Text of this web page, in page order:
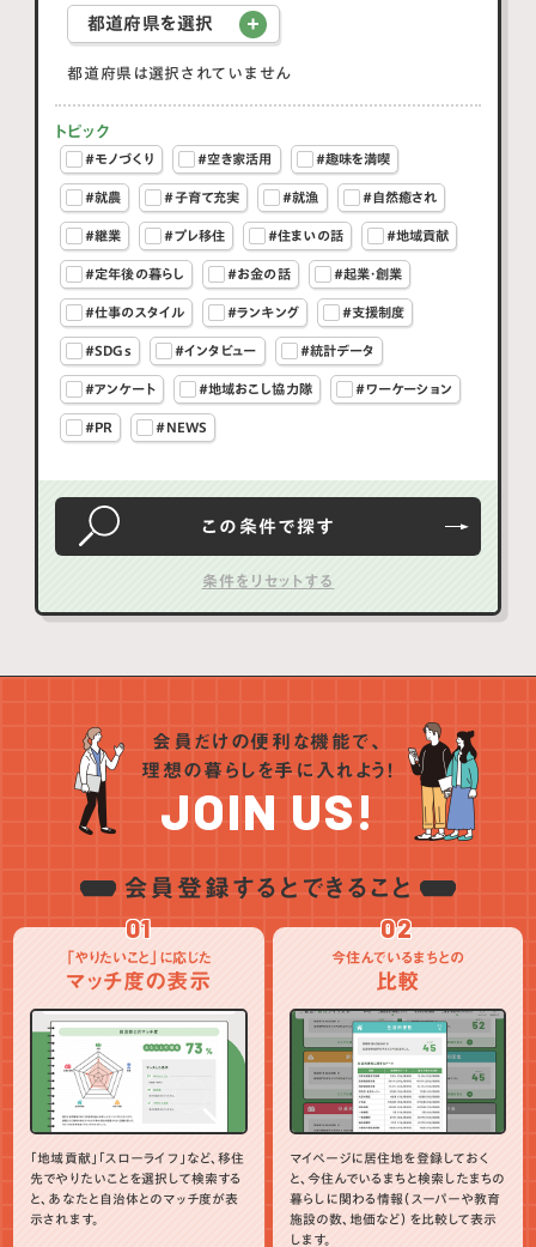
都道府県を選択
都道府県は選択されていません
トピック
#モノづくり #空き家活用 #趣味を満喫
#就農 #子育て充実 #就漁 #自然癒され
#継業 #プレ移住 #住まいの話 #地域貢献
#定年後の暮らし #お金の話 #起業・創業
#仕事のスタイル #ランキング #支援制度
#SDGs #インタビュー #統計データ
#アンケート #地域おこし協力隊 #ワーケーション
#PR #NEWS
この条件で探す
会員だけの便利な機能で、
理想の暮らしを手に入れよう！
JOIN US!
会員登録するとできること
01
「やりたいこと」に応じた
マッチ度の表示
「地域貢献」「スローライフ」など、移住
先でやりたいことを選択して検索する
と、あなたと自治体とのマッチ度が表
示されます。
02
今住んでいるまちとの
比較
マイページに居住地を登録しておく
と、今住んでいるまちと検索したまちの
暮らしに関わる情報（スーパーや教育
施設の数、地価など）を比較して表示
します。